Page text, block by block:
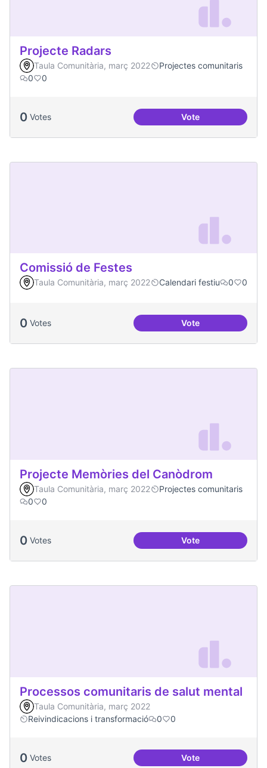
Projecte Radars
Taula Comunitària, març 2022
Projectes comunitaris
0
0
0 Votes VoteProjecte Radars
Comissió de Festes
Taula Comunitària, març 2022 Calendari festiu 0 0
0 Votes VoteComissió de
Projecte Memòries del Canòdrom
Taula Comunitària, març 2022
Projectes comunitaris
0
0
0 Votes VoteProjecte
Processos comunitaris de salut mental
Taula Comunitària, març 2022
Reivindicacions i transformació
0 0
0 Votes VoteProcessos